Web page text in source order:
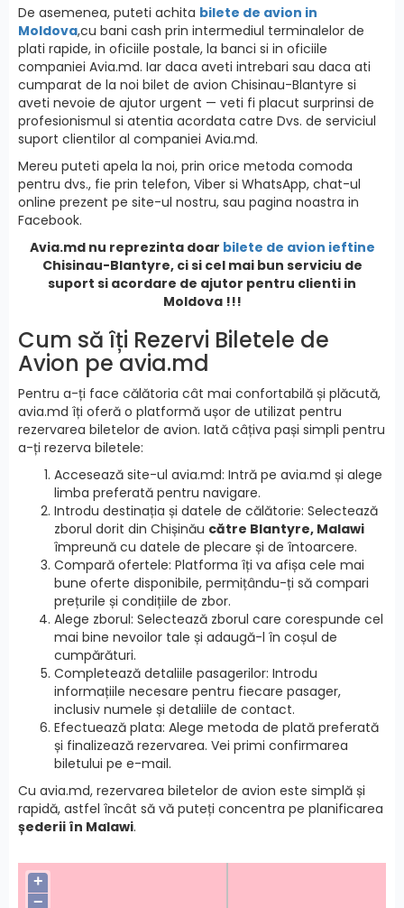
De asemenea, puteti achita bilete de avion in
Moldova,cu bani cash prin intermediul terminalelor de
plati rapide, in oficiile postale, la banci si in oficiile
companiei Avia.md. Iar daca aveti intrebari sau daca ati
cumparat de la noi bilet de avion Chisinau-Blantyre si
aveti nevoie de ajutor urgent — veti fi placut surprinsi de
profesionismul si atentia acordata catre Dvs. de serviciul
suport clientilor al companiei Avia.md.
Mereu puteti apela la noi, prin orice metoda comoda
pentru dvs., fie prin telefon, Viber si WhatsApp, chat-ul
online prezent pe site-ul nostru, sau pagina noastra in
Facebook.
Avia.md nu reprezinta doar bilete de avion ieftine
Chisinau-Blantyre, ci si cel mai bun serviciu de
suport si acordare de ajutor pentru clienti in
Moldova !!!
Cum să îți Rezervi Biletele de
Avion pe avia.md
Pentru a-ți face călătoria cât mai confortabilă și plăcută,
avia.md îți oferă o platformă ușor de utilizat pentru
rezervarea biletelor de avion. Iată câțiva pași simpli pentru
a-ți rezerva biletele:
Accesează site-ul avia.md: Intră pe avia.md și alege
limba preferată pentru navigare.
Introdu destinația și datele de călătorie: Selectează
zborul dorit din Chișinău către Blantyre, Malawi
împreună cu datele de plecare și de întoarcere.
Compară ofertele: Platforma îți va afișa cele mai
bune oferte disponibile, permițându-ți să compari
prețurile și condițiile de zbor.
Alege zborul: Selectează zborul care corespunde cel
mai bine nevoilor tale și adaugă-l în coșul de
cumpărături.
Completează detaliile pasagerilor: Introdu
informațiile necesare pentru fiecare pasager,
inclusiv numele și detaliile de contact.
Efectuează plata: Alege metoda de plată preferată
și finalizează rezervarea. Vei primi confirmarea
biletului pe e-mail.
Cu avia.md, rezervarea biletelor de avion este simplă și
rapidă, astfel încât să vă puteți concentra pe planificarea
șederii în Malawi.
+
−